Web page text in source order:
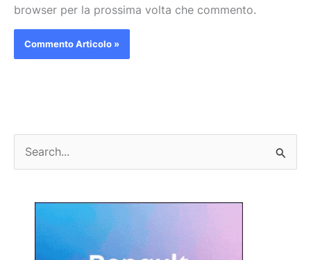
browser per la prossima volta che commento.